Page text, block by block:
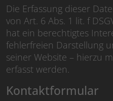
Die Erfassung dieser
von Art. 6 Abs. 1 lit. f
hat ein berechtigtes
fehlerfreien Darstellung
seiner Website – hierzu
erfasst werden.
Kontaktformular